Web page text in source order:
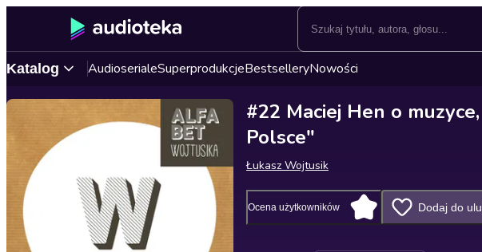
Katalog AudioserialeSuperprodukcjeBestselleryNowości
#22 Maciej Hen o
Polsce"
Łukasz Wojtusik
Ocena użytkowników Dodaj do